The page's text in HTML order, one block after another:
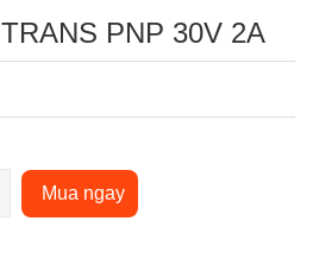
PNP 30V 2A
Mua ngay